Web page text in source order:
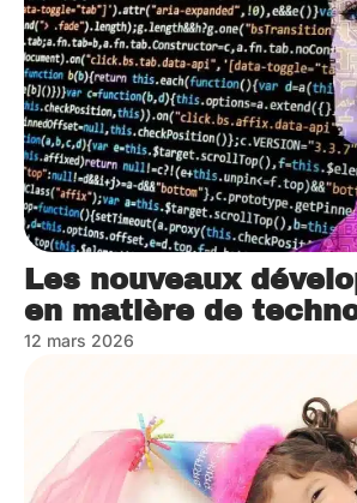
Les nouveaux
en matière de
12 mars 2026